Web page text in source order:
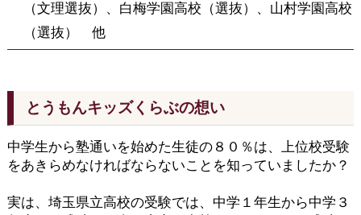
（文理選抜）、白梅学園高校（選抜）、山村学園高校
（選抜） 他
とうもんキッズくらぶの想い
中学生から塾通いを始めた生徒の８０％は、上位校受験
をあきらめなければならないことを知っていましたか？
実は、埼玉県立高校の受験では、中学１年生から中学３